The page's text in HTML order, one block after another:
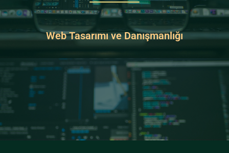
Web Tasarımı ve Danışmanlığı